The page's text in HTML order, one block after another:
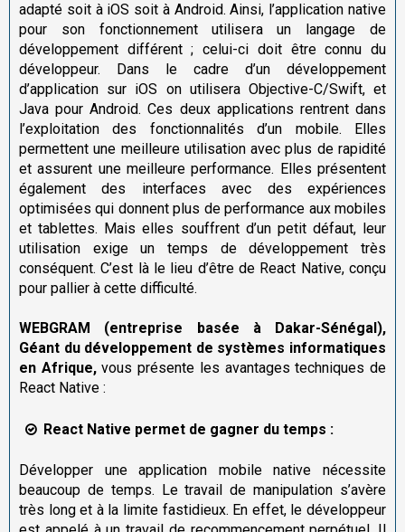
adapté soit à iOS soit à Android. Ainsi, l’application native
pour son fonctionnement utilisera un langage de
développement différent ; celui-ci doit être connu du
développeur. Dans le cadre d’un développement
d’application sur iOS on utilisera Objective-C/Swift, et
Java pour Android. Ces deux applications rentrent dans
l’exploitation des fonctionnalités d’un mobile. Elles
permettent une meilleure utilisation avec plus de rapidité
et assurent une meilleure performance. Elles présentent
également des interfaces avec des expériences
optimisées qui donnent plus de performance aux mobiles
et tablettes. Mais elles souffrent d’un petit défaut, leur
utilisation exige un temps de développement très
conséquent. C’est là le lieu d’être de React Native, conçu
pour pallier à cette difficulté.
WEBGRAM (entreprise basée à Dakar-Sénégal),
Géant du développement de systèmes informatiques
en Afrique,vous présente les avantages techniques de
React Native :
React Native permet de gagner du temps :
Développer une application mobile native nécessite
beaucoup de temps. Le travail de manipulation s’avère
très long et à la limite fastidieux. En effet, le développeur